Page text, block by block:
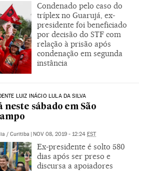
Condenado pelo caso do
tríplex no Guarujá, ex-
presidente foi beneficiado
por decisão do STF com
relação à prisão após
condenação em segunda
instância
LUIZ INÁCIO LULA DA SILVA
sábado em São
/ Curitiba | NOV 08, 2019 - 12:24 EST
Ex-presidente é solto 580
dias após ser preso e
discursa a apoiadores